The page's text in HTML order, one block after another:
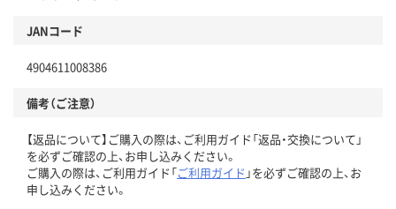
JANコード
4904611008386
備考（ご注意）
【返品について】ご購入の際は、ご利用ガイド「返品・交換について」
を必ずご確認の上、お申し込みください。
ご購入の際は、ご利用ガイド「ご利用ガイド 」を必ずご確認の上、お
申し込みください。